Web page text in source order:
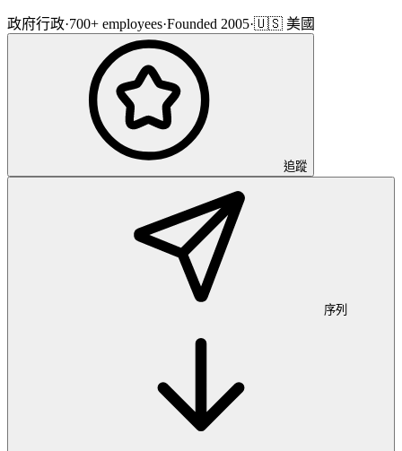
政府行政·700+ employees·Founded 2005·🇺🇸 美國
追蹤
序列